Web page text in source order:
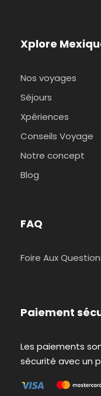
Xplore
Nos voyages
Séjours
Xpériences
Conseils Voyage
Notre concept
Blog
FAQ
Foire Aux
Paiement
Les paiements
sécurité avec un